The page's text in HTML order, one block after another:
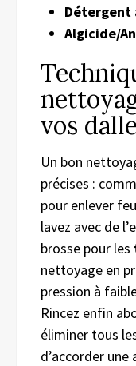
Détergent
Algicide/
vos
Un bon
précises :
pour enlever
lavez avec de
brosse pour les
nettoyage en
pression à
Rincez enfin
éliminer tous
d’accorder